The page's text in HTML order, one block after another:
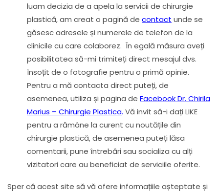
luam decizia de a apela la servicii de chirurgie
plastică, am creat o pagină de contact unde se
găsesc adresele și numerele de telefon de la
clinicile cu care colaborez. În egală măsura aveți
posibilitatea să-mi trimiteți direct mesajul dvs.
însoțit de o fotografie pentru o primă opinie.
Pentru a mă contacta direct puteți, de
asemenea, utiliza și pagina de Facebook Dr. Chirila
Marius – Chirurgie Plastica. Vă invit să-i dați LIKE
pentru a rămâne la curent cu noutățile din
chirurgie plastică, de asemenea puteți lăsa
comentarii, pune întrebări sau socializa cu alți
vizitatori care au beneficiat de serviciile oferite.
Sper că acest site să vă ofere informațiile așteptate și